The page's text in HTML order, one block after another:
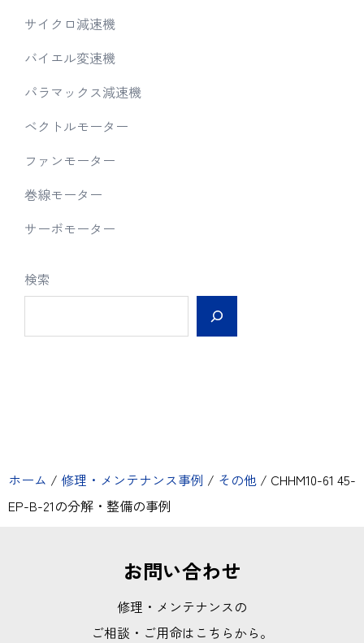
サイクロ減速機
バイエル変速機
パラマックス減速機
ベクトルモーター
ファンモーター
巻線モーター
サーボモーター
検索
ホーム / 修理・メンテナンス事例 / その他 / CHHM10-61 45-
EP-B-21の分解・整備の事例
お問い合わせ
修理・メンテナンスの
ご相談・ご用命はこちらから。